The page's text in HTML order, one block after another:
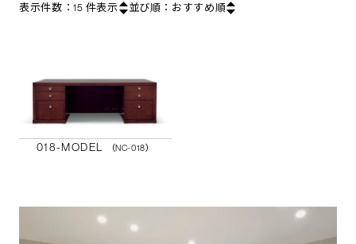
表示件数：15 件表示 並び順： おすすめ順
018-MODEL （NC-018）